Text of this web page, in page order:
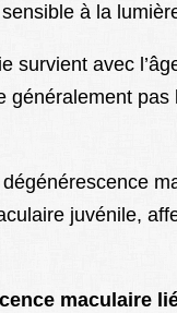
à la
survient avec
généralement
juvénile,
maculaire